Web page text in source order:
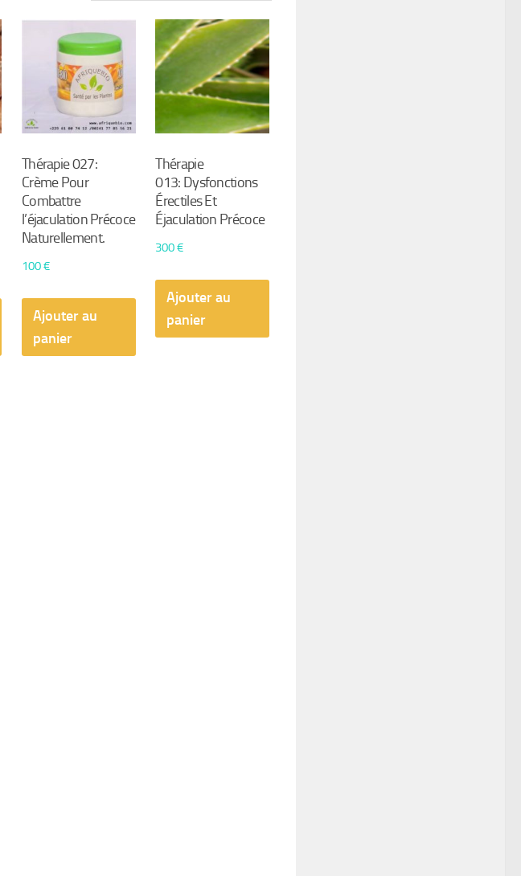
Thérapie 027:
Crème Pour
Combattre
l’éjaculation Précoce
Naturellement.
100€
Ajouter au
panier
Thérapie
013: Dysfonctions
Érectiles Et
Éjaculation Précoce
300€
Ajouter au
panier